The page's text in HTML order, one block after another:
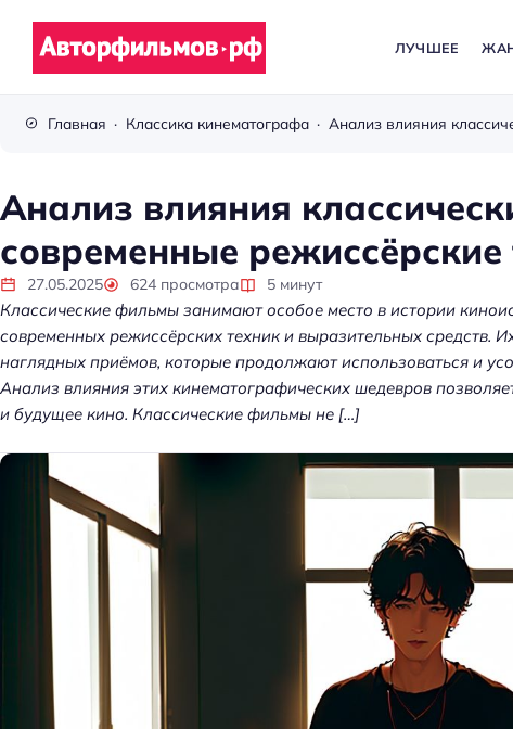
о
к
и
н
о
ЛУЧШЕЕ
Главная Классика кинематографа
Анализ влияния
современные
27.05.2025 624 просмотра 5 минут
Классические фильмы занимают особое место в истории
современных режиссёрских техник и выразительных средств.
наглядных приёмов, которые продолжают использоваться и
Анализ влияния этих кинематографических шедевров
и будущее кино. Классические фильмы не […]Kubernetes без хаоса:
кластерами помогает
цифровым сервисам
стабильнее